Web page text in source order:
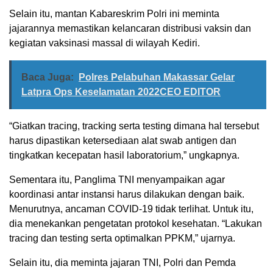
Selain itu, mantan Kabareskrim Polri ini meminta
jajarannya memastikan kelancaran distribusi vaksin dan
kegiatan vaksinasi massal di wilayah Kediri.
Baca Juga:
Polres Pelabuhan Makassar Gelar
Latpra Ops Keselamatan 2022CEO EDITOR
“Giatkan tracing, tracking serta testing dimana hal tersebut
harus dipastikan ketersediaan alat swab antigen dan
tingkatkan kecepatan hasil laboratorium,” ungkapnya.
Sementara itu, Panglima TNI menyampaikan agar
koordinasi antar instansi harus dilakukan dengan baik.
Menurutnya, ancaman COVID-19 tidak terlihat. Untuk itu,
dia menekankan pengetatan protokol kesehatan. “Lakukan
tracing dan testing serta optimalkan PPKM,” ujarnya.
Selain itu, dia meminta jajaran TNI, Polri dan Pemda